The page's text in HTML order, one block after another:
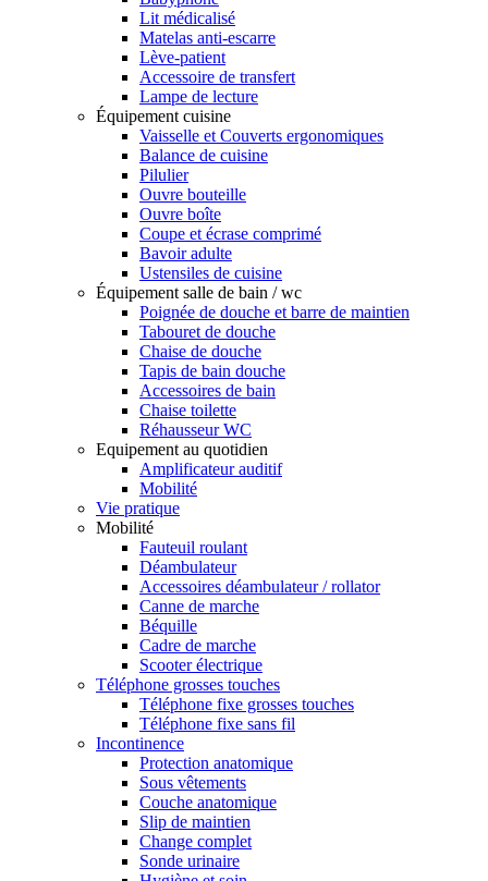
Lit médicalisé
Matelas anti-escarre
Lève-patient
Accessoire de transfert
Lampe de lecture
Équipement cuisine
Vaisselle et Couverts ergonomiques
Balance de cuisine
Pilulier
Ouvre bouteille
Ouvre boîte
Coupe et écrase comprimé
Bavoir adulte
Ustensiles de cuisine
Équipement salle de bain / wc
Poignée de douche et barre de maintien
Tabouret de douche
Chaise de douche
Tapis de bain douche
Accessoires de bain
Chaise toilette
Réhausseur WC
Equipement au quotidien
Amplificateur auditif
Mobilité
Vie pratique
Mobilité
Fauteuil roulant
Déambulateur
Accessoires déambulateur / rollator
Canne de marche
Béquille
Cadre de marche
Scooter électrique
Téléphone grosses touches
Téléphone fixe grosses touches
Téléphone fixe sans fil
Incontinence
Protection anatomique
Sous vêtements
Couche anatomique
Slip de maintien
Change complet
Sonde urinaire